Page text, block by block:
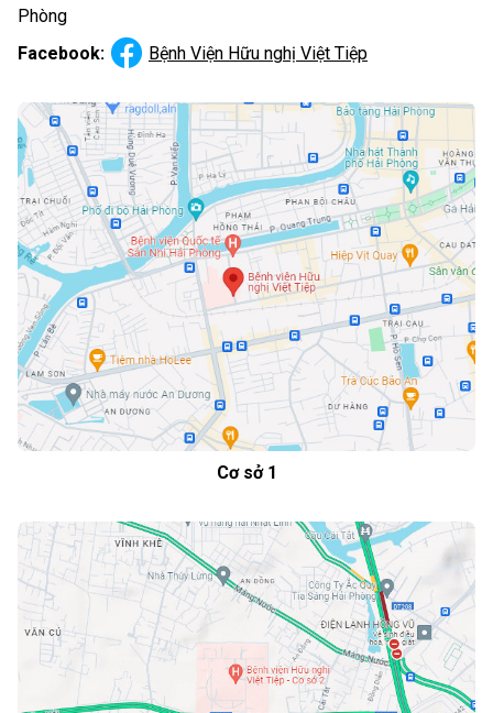
Phòng
Facebook:
Bệnh Viện Hữu nghị Việt Tiệp
Cơ sở 1